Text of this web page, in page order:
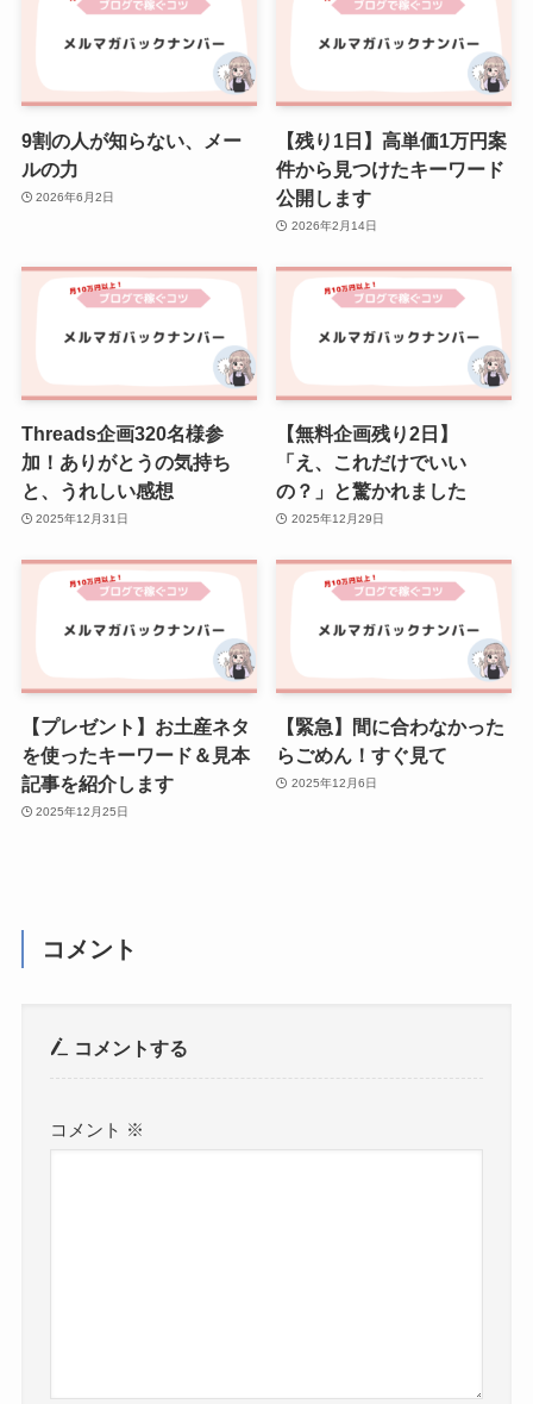
9割の人が知らない、メー
ルの力
2026年6月2日
【残り1日】高単価1万円案
件から見つけたキーワード
公開します
2026年2月14日
Threads企画320名様参
加！ありがとうの気持ち
と、うれしい感想
2025年12月31日
【無料企画残り2日】
「え、これだけでいい
の？」と驚かれました
2025年12月29日
【プレゼント】お土産ネタ
を使ったキーワード＆見本
記事を紹介します
2025年12月25日
【緊急】間に合わなかった
らごめん！すぐ見て
2025年12月6日
コメント
コメントする
コメント ※